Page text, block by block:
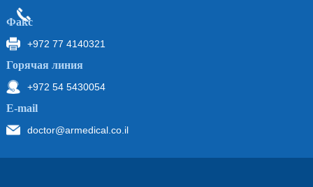
Факс
+972 77 4140321
Горячая линия
+972 54 5430054
Е-mail
doctor@armedical.co.il